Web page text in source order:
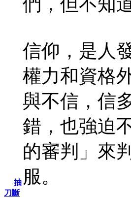
抽
刀斷
信仰，是人
權力和資格
與不信，信
錯，也強迫
的審判」來
服。